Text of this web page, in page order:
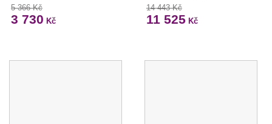
5 366 Kč
3 730 Kč
14 443 Kč
11 525 Kč